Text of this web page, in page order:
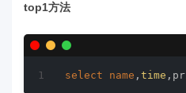
top1方法
select name , time